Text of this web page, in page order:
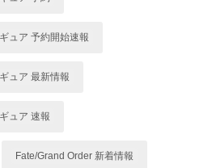
ュア 予約開始速報
ュア 最新情報
ュア 速報
Fate/Grand Order 新着情報